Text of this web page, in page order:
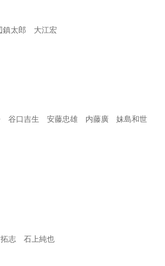
太郎 大江宏
谷口吉生 安藤忠雄 内藤廣 妹島和世
志 石上純也